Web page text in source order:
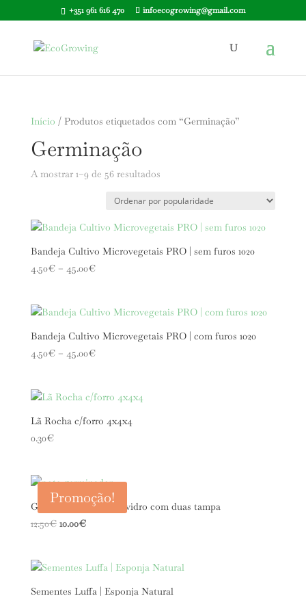
+351 961 616 470 infoecogrowing@gmail.com
Início / Produtos etiquetados com “Germinação”
Germinação
A mostrar 1–9 de 56 resultadosOrdenado
popularidade
Bandeja Cultivo Microvegetais PRO | sem furos 1020
4.50€ – 45.00€Price
through
45.00€
Bandeja Cultivo Microvegetais PRO | com furos 1020
4.50€ – 45.00€Price
through
Lã Rocha c/forro 4x4x4
0.30€
Promoção!
Germinados | Pote de vidro com duas tampa
12.50€ O
era:
12.50€.
10.00€O
é:
10.00€.
Sementes Luffa | Esponja Natural